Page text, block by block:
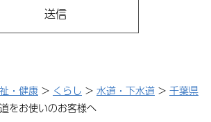
・健康 > くらし > 水道・下水道 > 千葉県
をお使いのお客様へ